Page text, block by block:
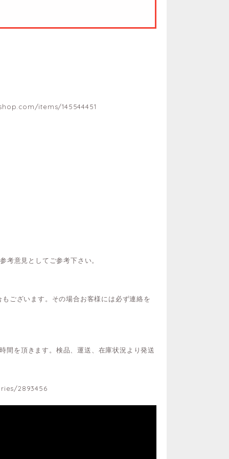
items/145544451
考意見としてご参考下さい。
ございます。その場合お客様には必ず連絡を
間を頂きます。検品、運送、在庫状況より発送
2893456